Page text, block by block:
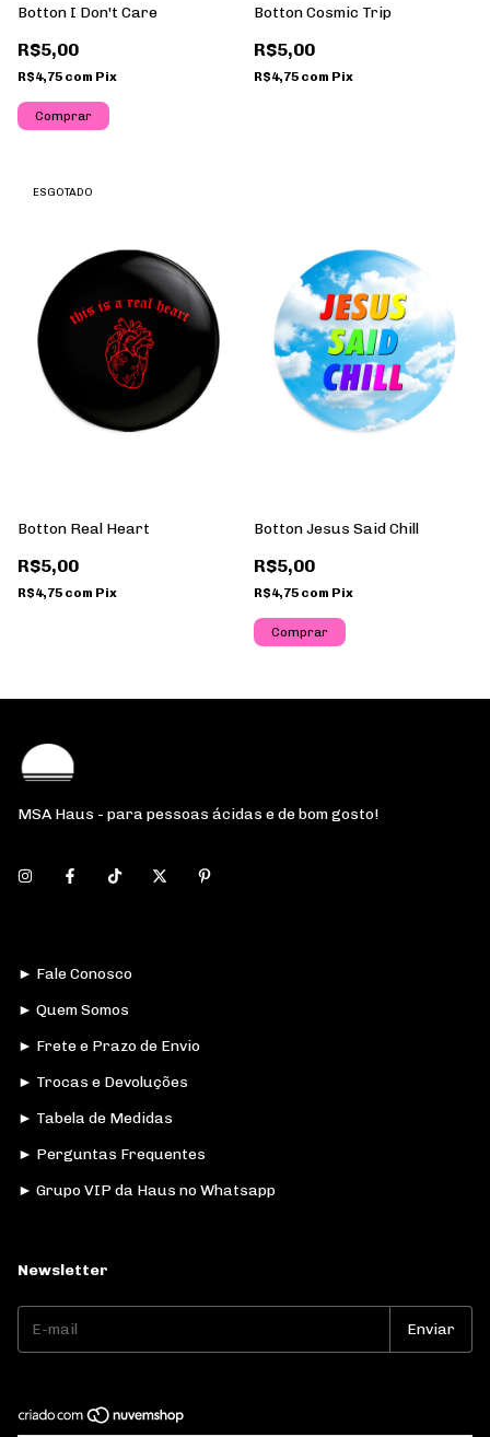
Botton I Don't Care
R$5,00
R$4,75 com Pix
Botton Cosmic Trip
R$5,00
R$4,75 com Pix
ESGOTADO
Botton Real Heart
R$5,00
R$4,75 com Pix
Botton Jesus Said Chill
R$5,00
R$4,75 com Pix
MSA Haus - para pessoas ácidas e de bom gosto!
► Fale Conosco
► Quem Somos
► Frete e Prazo de Envio
► Trocas e Devoluções
► Tabela de Medidas
► Perguntas Frequentes
► Grupo VIP da Haus no Whatsapp
Newsletter